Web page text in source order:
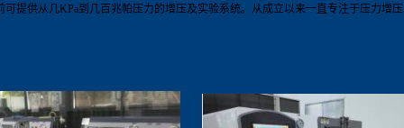
可提供从几KPa到几百兆帕压力的增压及实验系统。从成立以来一直专注于压力增